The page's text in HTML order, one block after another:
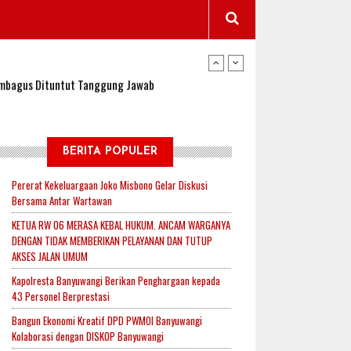
Jadi Lokasi Uji Coba Program NADI JKN
Dituntut Tanggung Jawab
Padi, Proyeksi Hasil Capai 2,4 Ton Gabah
Indonesia.id Perkuat Sinergitas Lewat Ngopi
untuk Mendukung Ketahanan Pangan Nasional
Jadi Lokasi Uji Coba Program NADI JKN
BERITA POPULER
Pererat Kekeluargaan Joko Misbono Gelar Diskusi
Bersama Antar Wartawan
KETUA RW 06 MERASA KEBAL HUKUM. ANCAM WARGANYA
DENGAN TIDAK MEMBERIKAN PELAYANAN DAN TUTUP
AKSES JALAN UMUM
Kapolresta Banyuwangi Berikan Penghargaan kepada
43 Personel Berprestasi
Bangun Ekonomi Kreatif DPD PWMOI Banyuwangi
Kolaborasi dengan DISKOP Banyuwangi